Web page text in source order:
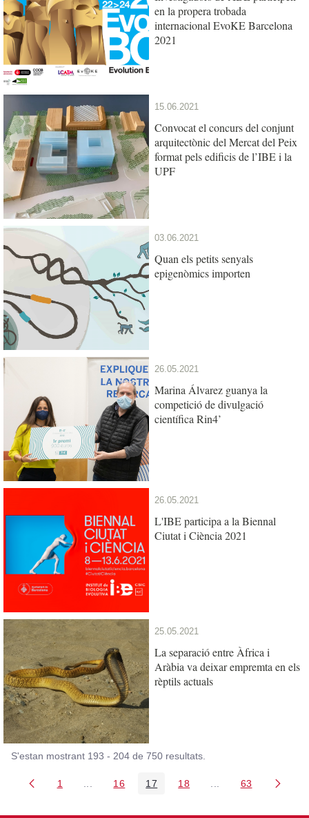
en la propera trobada
internacional EvoKE Barcelona
2021
15.06.2021
Convocat el concurs del conjunt
arquitectònic del Mercat del Peix
format pels edificis de l’IBE i la
UPF
03.06.2021
Quan els petits senyals
epigenòmics importen
26.05.2021
Marina Álvarez guanya la
competició de divulgació
científica Rin4’
26.05.2021
L'IBE participa a la Biennal
Ciutat i Ciència 2021
25.05.2021
La separació entre Àfrica i
Aràbia va deixar empremta en els
rèptils actuals
S'estan mostrant 193 - 204 de 750 resultats.
Pàgina
1 Pàgines intermèdies Utilitzeu TAB per navegar.
Pàgina
16 Pàgina
17 Pàgina
18 PàginesPàgina
63